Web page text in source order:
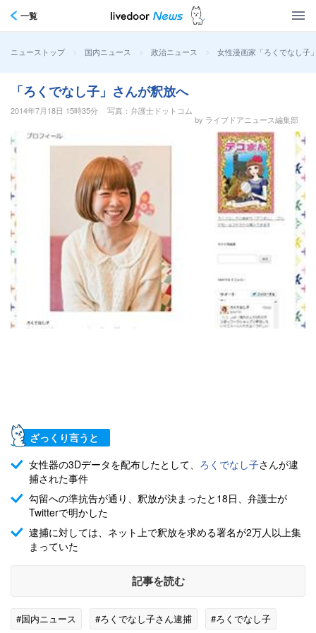
一覧
ニューストップ > 国内ニュース > 政治ニュース > 女性漫画家「ろくでなし
「ろくでなし子」さんが釈放へ
2014年7月18日 15時35分
写真：弁護士ドットコム
by ライブドアニュース編集部
ざっくり言うと
女性器の3Dデータを配布したとして、 ろくでなし子さんが逮
捕された事件
勾留への準抗告が通り、釈放が決まったと18日、弁護士が
Twitterで明かした
逮捕に対しては、ネット上で釈放を求める署名が2万人以上集
まっていた
記事を読む
#国内ニュース #ろくでなし子さん逮捕
#ろくでなし子